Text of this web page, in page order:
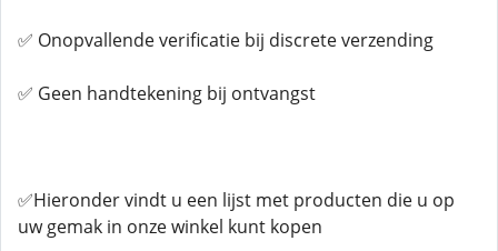
✅ Onopvallende verificatie bij discrete verzending
✅ Geen handtekening bij ontvangst
✅Hieronder vindt u een lijst met producten die u op
uw gemak in onze winkel kunt kopen